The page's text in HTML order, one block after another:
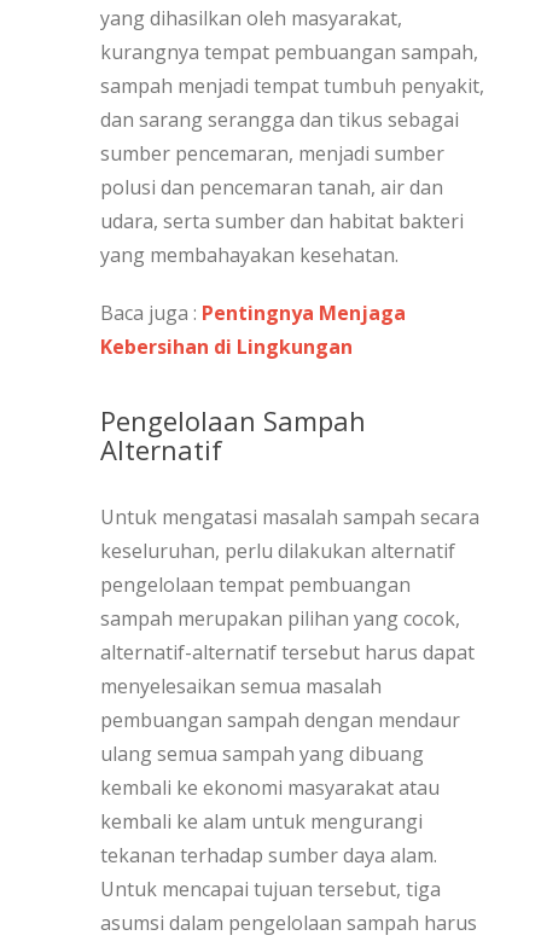
yang dihasilkan oleh masyarakat,
kurangnya tempat pembuangan sampah,
sampah menjadi tempat tumbuh penyakit,
dan sarang serangga dan tikus sebagai
sumber pencemaran, menjadi sumber
polusi dan pencemaran tanah, air dan
udara, serta sumber dan habitat bakteri
yang membahayakan kesehatan.
Baca juga : Pentingnya Menjaga
Kebersihan di Lingkungan
Pengelolaan Sampah
Alternatif
Untuk mengatasi masalah sampah secara
keseluruhan, perlu dilakukan alternatif
pengelolaan tempat pembuangan
sampah merupakan pilihan yang cocok,
alternatif-alternatif tersebut harus dapat
menyelesaikan semua masalah
pembuangan sampah dengan mendaur
ulang semua sampah yang dibuang
kembali ke ekonomi masyarakat atau
kembali ke alam untuk mengurangi
tekanan terhadap sumber daya alam.
Untuk mencapai tujuan tersebut, tiga
asumsi dalam pengelolaan sampah harus